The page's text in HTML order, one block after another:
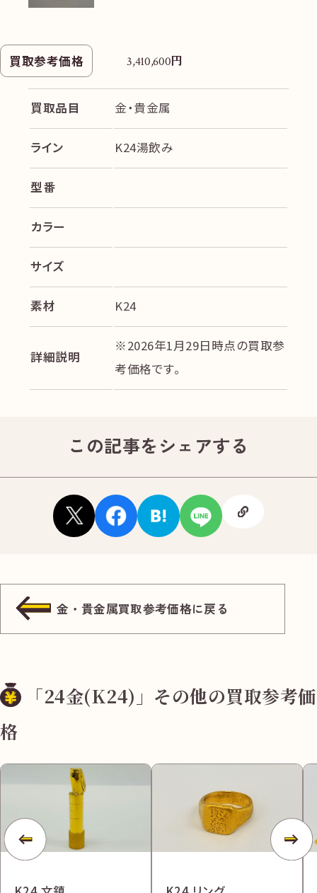
買取参考価格 3,410,600円
買取品目 金・貴金属
ライン K24湯飲み
型番
カラー
サイズ
素材 K24
詳細説明
※2026年1月29日時点の買取参
考価格です。
この記事をシェアする
金・貴金属買取参考価格に戻る
「24金(K24)」その他の買取参考価
格